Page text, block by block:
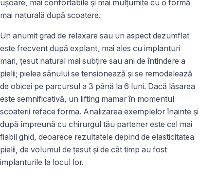
ușoare, mai confortabile și mai mulțumite cu o formă
mai naturală după scoatere.
Un anumit grad de relaxare sau un aspect dezumflat
este frecvent după explant, mai ales cu implanturi
mari, țesut natural mai subțire sau ani de întindere a
pielii; pielea sânului se tensionează și se remodelează
de obicei pe parcursul a 3 până la 6 luni. Dacă lăsarea
este semnificativă, un lifting mamar în momentul
scoaterii reface forma. Analizarea exemplelor înainte și
după împreună cu chirurgul tău partener este cel mai
fiabil ghid, deoarece rezultatele depind de elasticitatea
pielii, de volumul de țesut și de cât timp au fost
implanturile la locul lor.